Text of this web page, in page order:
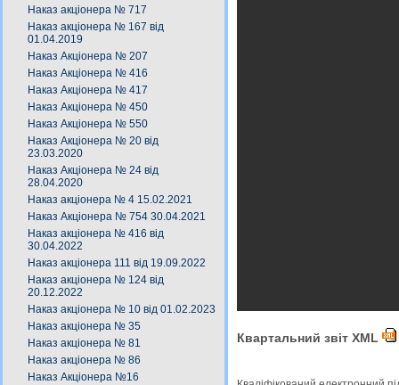
Наказ акціонера № 717
Наказ акціонера № 167 від
01.04.2019
Наказ Акціонера № 207
Наказ Акціонера № 416
Наказ Акціонера № 417
Наказ Акціонера № 450
Наказ Акціонера № 550
Наказ Акціонера № 20 від
23.03.2020
Наказ Акціонера № 24 від
28.04.2020
Наказ акціонера № 4 15.02.2021
Наказ Акціонера № 754 30.04.2021
Наказ акціонера № 416 від
30.04.2022
Наказ акціонера 111 від 19.09.2022
Наказ акціонера № 124 від
20.12.2022
Наказ акціонера № 10 від 01.02.2023
Наказ акціонера № 35
Наказ акціонера № 81
Наказ акціонера № 86
Наказ Акціонера №16
Квартальний звіт XML